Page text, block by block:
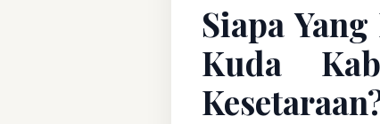
Siapa
Kuda